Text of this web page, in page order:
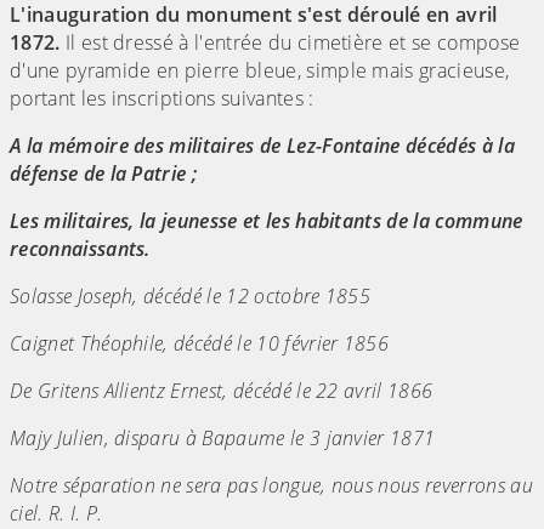
L'inauguration du monument s'est déroulé en avril
1872. Il est dressé à l'entrée du cimetière et se compose
d'une pyramide en pierre bleue, simple mais gracieuse,
portant les inscriptions suivantes :
A la mémoire des militaires de Lez-Fontaine décédés à la
défense de la Patrie ;
Les militaires, la jeunesse et les habitants de la commune
reconnaissants.
Solasse Joseph, décédé le 12 octobre 1855
Caignet Théophile, décédé le 10 février 1856
De Gritens Allientz Ernest, décédé le 22 avril 1866
Majy Julien, disparu à Bapaume le 3 janvier 1871
Notre séparation ne sera pas longue, nous nous reverrons au
ciel. R. I. P.